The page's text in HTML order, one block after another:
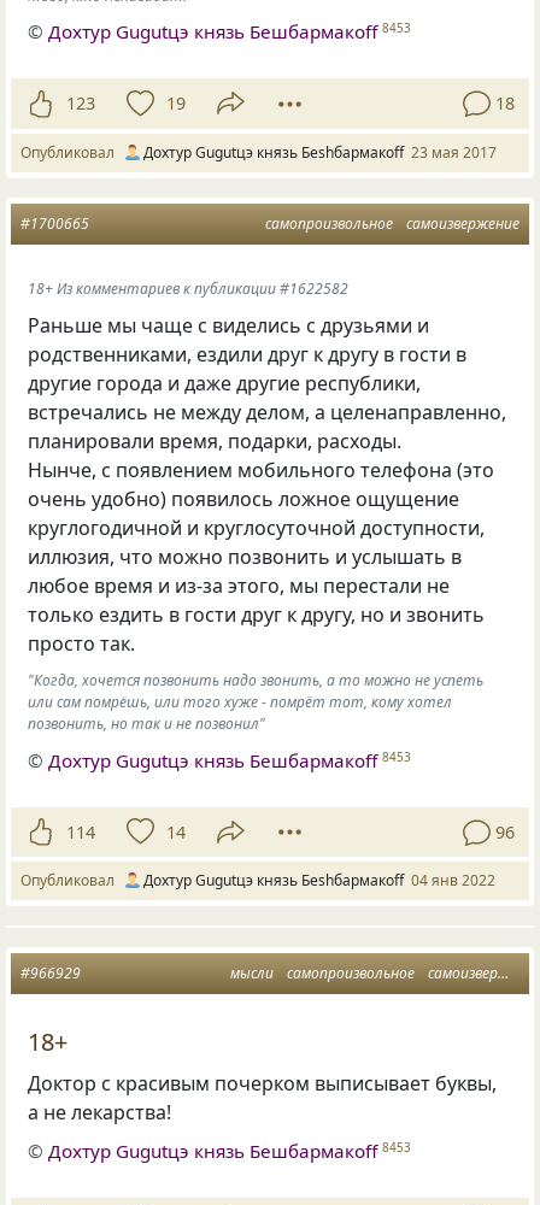
©Дохтур Gugutцэ князь Бешбармакоff 8453
123 19 18
Опубликовал Дохтур Gugutцэ князь Беshбармакоff 23 мая 2017
самопроизвольное самоизвержение
#1700665
18+ Из комментариев к публикации #1622582
Раньше мы чаще с виделись с друзьями и
родственниками, ездили друг к другу в гости в
другие города и даже другие республики,
встречались не между делом, а целенаправленно,
планировали время, подарки, расходы.
Нынче, с появлением мобильного телефона (это
очень удобно) появилось ложное ощущение
круглогодичной и круглосуточной доступности,
иллюзия, что можно позвонить и услышать в
любое время и из-за этого, мы перестали не
только ездить в гости друг к другу, но и звонить
просто так.
"Когда, хочется позвонить надо звонить, а то можно не успеть
или сам помрёшь, или того хуже - помрёт тот, кому хотел
позвонить, но так и не позвонил"
© Дохтур Gugutцэ князь Бешбармакоff 8453
114 14 96
Опубликовал Дохтур Gugutцэ князь Беshбармакоff 04 янв 2022
мысли самопроизвольное самоизвержение
#966929
18+
Доктор с красивым почерком выписывает буквы,
а не лекарства!
©Дохтур Gugutцэ князь Бешбармакоff 8453